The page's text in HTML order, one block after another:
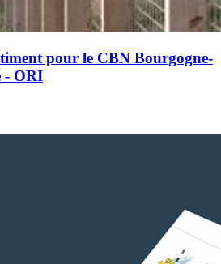
pour le CBN Bourgogne-
- ORI